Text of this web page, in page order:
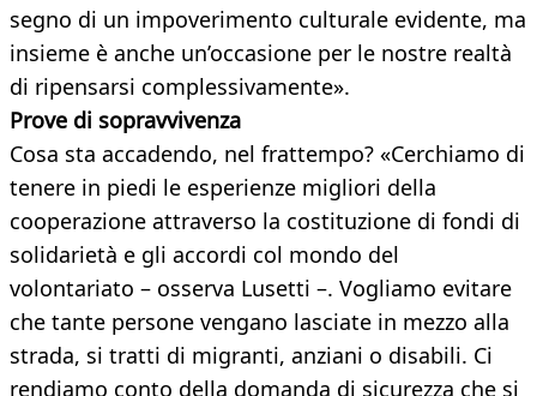
segno di un impoverimento culturale evidente, ma
insieme è anche un’occasione per le nostre realtà
di ripensarsi complessivamente».
Prove di sopravvivenza
Cosa sta accadendo, nel frattempo? «Cerchiamo di
tenere in piedi le esperienze migliori della
cooperazione attraverso la costituzione di fondi di
solidarietà e gli accordi col mondo del
volontariato – osserva Lusetti –. Vogliamo evitare
che tante persone vengano lasciate in mezzo alla
strada, si tratti di migranti, anziani o disabili. Ci
rendiamo conto della domanda di sicurezza che si